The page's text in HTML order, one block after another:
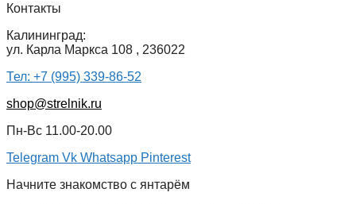
Контакты
Калининград:
ул. Карла Маркса 108 , 236022
Тел: +7 (995) 339-86-52
shop@strelnik.ru
Пн-Вс 11.00-20.00
Telegram Vk Whatsapp Pinterest
Начните знакомство с янтарём